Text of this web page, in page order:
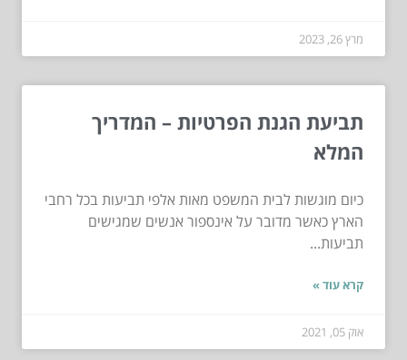
מרץ 26, 2023
תביעת הגנת הפרטיות – המדריך
המלא
כיום מוגשות לבית המשפט מאות אלפי תביעות בכל רחבי
הארץ כאשר מדובר על אינספור אנשים שמגישים
תביעות...
קרא עוד »
אוק 05, 2021